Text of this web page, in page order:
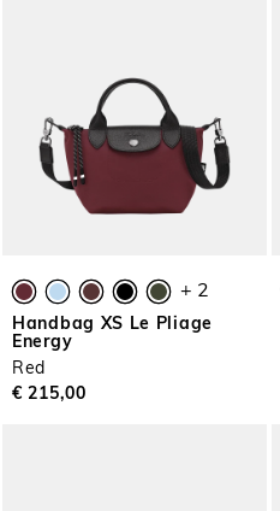
+ 2
Handbag XS Le Pliage
Energy
Red
€ 215,00